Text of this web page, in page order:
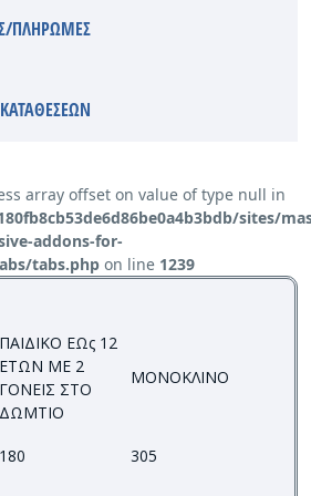
ΠΛΗΡΩΜΕΣ
array offset on value of type null in
sites/
addons-for-
tabs.php on line 1239
ΠΑΙΔΙΚΟ ΕΩς 12
ΕΤΩΝ ΜΕ 2
ΓΟΝΕΙΣ ΣΤΟ
ΔΩΜΤΙΟ
ΜΟΝΟΚΛΙΝΟ
180 305